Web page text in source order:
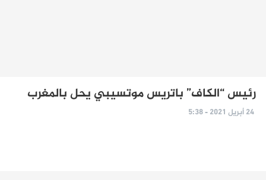
رئيس “الكاف” باتريس موتسيبي يحل بالمغرب
24 أبريل 2021 - 5:38